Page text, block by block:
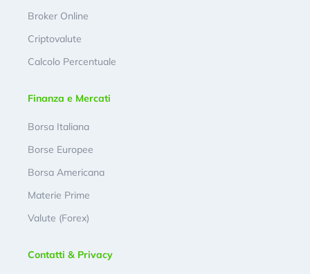
Broker Online
Criptovalute
Calcolo Percentuale
Finanza e Mercati
Borsa Italiana
Borse Europee
Borsa Americana
Materie Prime
Valute (Forex)
Contatti & Privacy